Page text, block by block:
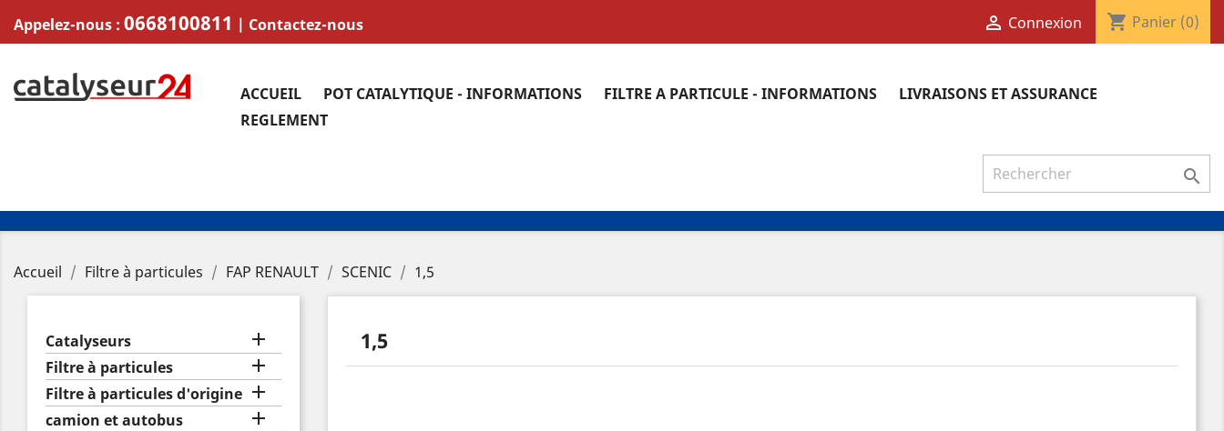
Appelez-nous : 0668100811 | Contactez-nous  Connexion shopping_cart Panier (0)
ACCUEIL POT CATALYTIQUE - INFORMATIONS FILTRE A PARTICULE - INFORMATIONS
LIVRAISONS ET ASSURANCE
REGLEMENT

Accueil Filtre à particules FAP RENAULT SCENIC 1,5
Catalyseurs 
Filtre à particules 
Filtre à particules d'origine 
camion et autobus 
1,5